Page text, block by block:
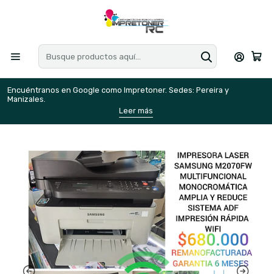
Encuéntranos en Google como Impretoner. Sedes: Pereira y
Manizales.
Leer más